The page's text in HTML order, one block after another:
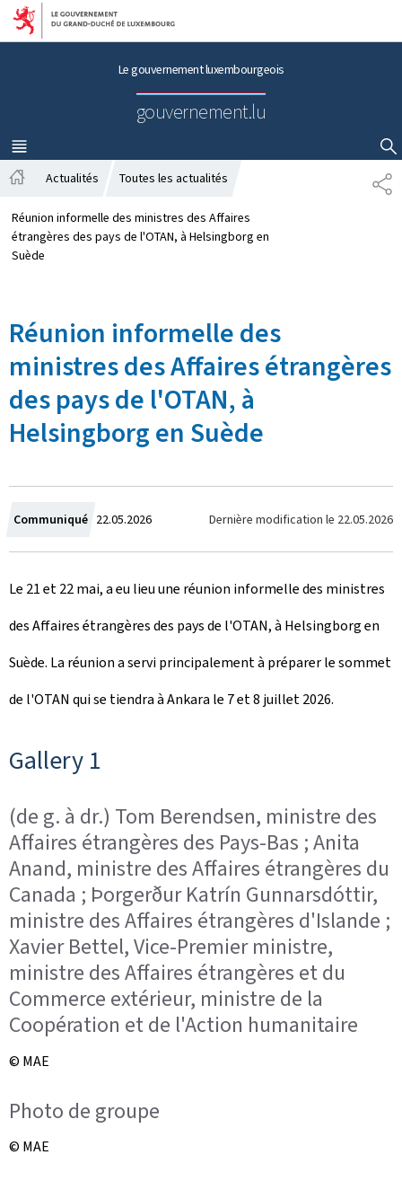
Aller au menu principal
Aller au contenu
Le gouvernement luxembourgeois
gouvernement.lu
MENU
PRINCIPAL
AFFICHER / MASQUER LA RECHERCHE
P
A
c
c
u
Actualités Toutes les actualités
Réunion informelle des ministres des Affaires
étrangères des pays de l'OTAN, à Helsingborg en
Suède
Réunion informelle des
ministres des Affaires étrangères
des pays de l'OTAN, à
Helsingborg en Suède
Communiqué C
r
é
e
l
e
22.05.2026 Dernière modification le 22.05.2026
Le 21 et 22 mai, a eu lieu une réunion informelle des ministres
des Affaires étrangères des pays de l'OTAN, à Helsingborg en
Suède. La réunion a servi principalement à préparer le sommet
de l'OTAN qui se tiendra à Ankara le 7 et 8 juillet 2026.
Gallery 1
(de g. à dr.) Tom Berendsen, ministre des
Affaires étrangères des Pays-Bas ; Anita
Anand, ministre des Affaires étrangères du
Canada ; Þorgerður Katrín Gunnarsdóttir,
ministre des Affaires étrangères d'Islande ;
Xavier Bettel, Vice-Premier ministre,
ministre des Affaires étrangères et du
Commerce extérieur, ministre de la
Coopération et de l'Action humanitaire
© MAE
Photo de groupe
© MAE